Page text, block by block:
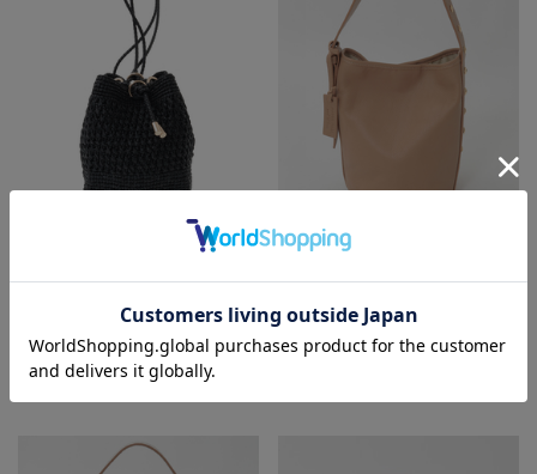
ショルダーバッグ
30% OFF
¥22,330
SALE
Liesse
ハンドバッグ
¥31,900 40% OFF
¥19,140